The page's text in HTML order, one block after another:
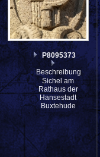
P8095373
Beschreibung:
Sichel am
Rathaus der
Hansestadt
Buxtehude